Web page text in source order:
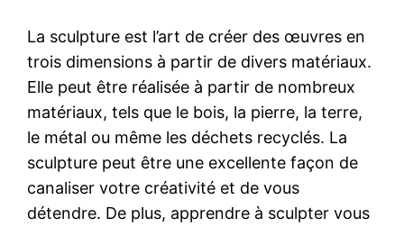
La sculpture est l’art de créer des œuvres en
trois dimensions à partir de divers matériaux.
Elle peut être réalisée à partir de nombreux
matériaux, tels que le bois, la pierre, la terre,
le métal ou même les déchets recyclés. La
sculpture peut être une excellente façon de
canaliser votre créativité et de vous
détendre. De plus, apprendre à sculpter vous